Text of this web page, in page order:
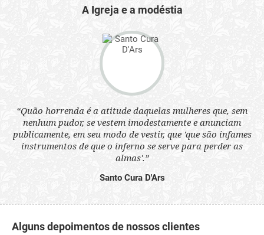
A Igreja e a modéstia
“Quão horrenda é a atitude daquelas mulheres que, sem
nenhum pudor, se vestem imodestamente e anunciam
publicamente, em seu modo de vestir, que 'que são infames
instrumentos de que o inferno se serve para perder as
almas'.”
Santo Cura D'Ars
Alguns depoimentos de nossos clientes